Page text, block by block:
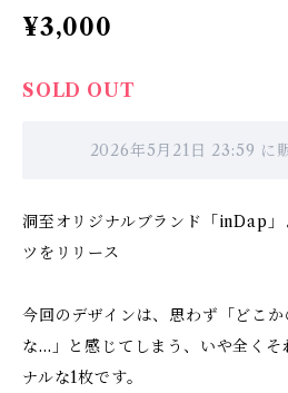
¥3,000
SOLD OUT
2026年5月21日 23:59 に
洞至オリジナルブランド「inDap
ツをリリース
今回のデザインは、思わず「どこ
な…」と感じてしまう、いや全くそ
ナルな1枚です。